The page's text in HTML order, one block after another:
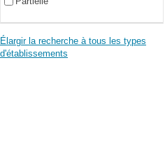
Élargir la recherche à tous les types
d'établissements